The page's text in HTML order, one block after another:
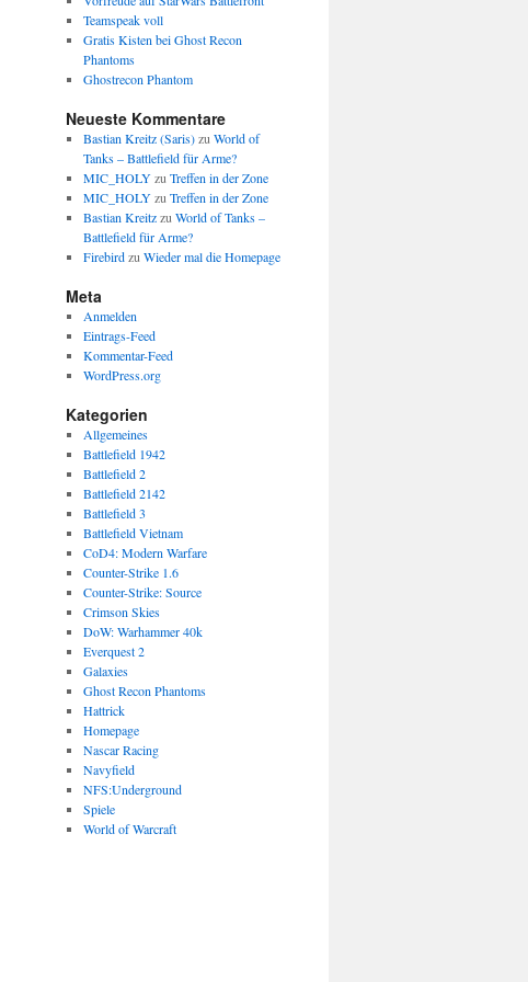
Teamspeak voll
Gratis Kisten bei Ghost Recon
Phantoms
Ghostrecon Phantom
Neueste Kommentare
Bastian Kreitz (Saris)zu World of
Tanks – Battlefield für Arme?
MIC_HOLYzu Treffen in der Zone
MIC_HOLYzu Treffen in der Zone
Bastian Kreitzzu World of Tanks –
Battlefield für Arme?
Firebirdzu Wieder mal die Homepage
Meta
Anmelden
Eintrags-Feed
Kommentar-Feed
WordPress.org
Kategorien
Allgemeines
Battlefield 1942
Battlefield 2
Battlefield 2142
Battlefield 3
Battlefield Vietnam
CoD4: Modern Warfare
Counter-Strike 1.6
Counter-Strike: Source
Crimson Skies
DoW: Warhammer 40k
Everquest 2
Galaxies
Ghost Recon Phantoms
Hattrick
Homepage
Nascar Racing
Navyfield
NFS:Underground
Spiele
World of Warcraft